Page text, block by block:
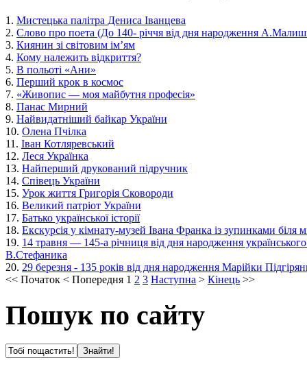
1. Мистецька палітра Дениса Іванцева
2. Слово про поета (До 140- річчя від дня народження
3. Киянин зі світовим ім’ям
4. Кому належить відкриття?
5. В польоті «Ани»
6. Перший крок в космос
7. «Живопис — моя майбутня професія»
8. Панас Мирний
9. Найвидатніший байкар України
10. Олена Пчілка
11. Іван Котляревський
12. Леся Українка
13. Найперший друкований підручник
14. Співець України
15. Урок життя Григорія Сковороди
16. Великий патріот України
17. Батько української історії
18. Екскурсія у кімнату-музей Івана Франка із зупинками біля
19. 14 травня — 145-а річниця від дня народження
В.Стефаника
20. 29 березня - 135 років від дня народження Марійки
<< Початок < Попередня 1 2 3 Наступна > Кінець >>
Пошук по сайту